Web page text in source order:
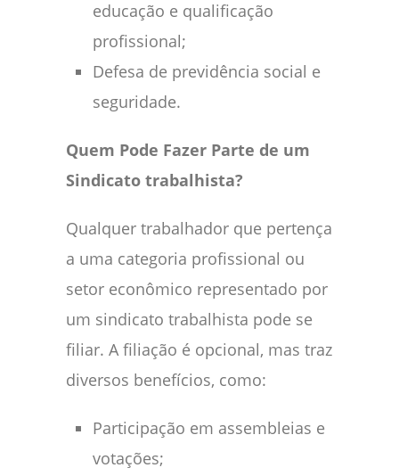
educação e qualificação
profissional;
Defesa de previdência social e
seguridade.
Quem Pode Fazer Parte de um
Sindicato trabalhista?
Qualquer trabalhador que pertença
a uma categoria profissional ou
setor econômico representado por
um sindicato trabalhista pode se
filiar. A filiação é opcional, mas traz
diversos benefícios, como:
Participação em assembleias e
votações;